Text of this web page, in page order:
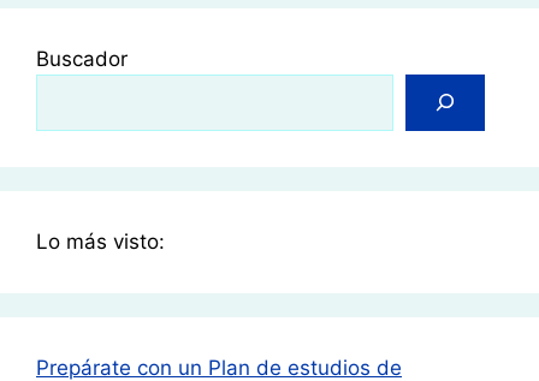
Buscador
Lo más visto:
Prepárate con un Plan de estudios de